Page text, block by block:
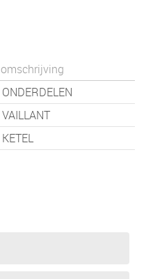
omschrijving
ONDERDELEN
VAILLANT
KETEL